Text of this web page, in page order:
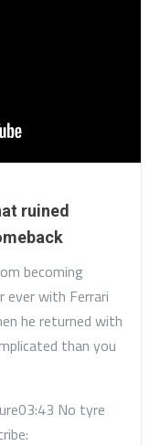
ruined
becoming
ever with Ferrari
he returned with
than you
03:43 No tyre